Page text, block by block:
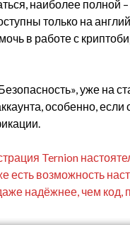
наиболее полной
только на
в работе с
уже на
особенно, если
Ternion
есть возможность
надёжнее, чем код,